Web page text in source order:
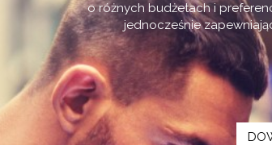
o różnych budżetach i
jednocześnie